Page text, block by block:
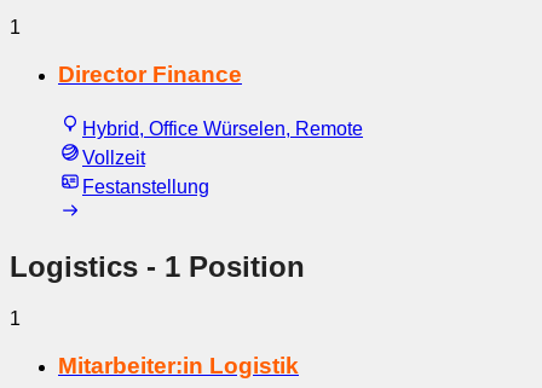
1
Director Finance
Hybrid, Office Würselen, Remote
Vollzeit
Festanstellung
Logistics - 1 Position
1
Mitarbeiter:in Logistik